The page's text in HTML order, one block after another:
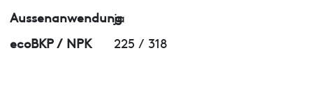
Aussenanwendung
ja
ecoBKP / NPK
225 / 318